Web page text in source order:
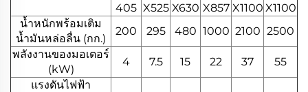
405 X525 X630 X857 X1100 X1100
น้ำหนักพร้อมเติม
น้ำมันหล่อลื่น (กก.)
200 295 480 1000 2100 2500
พลังงานของมอเตอร์
(kW)
4 7.5 15 22 37
55
แรงดันไฟฟ้า